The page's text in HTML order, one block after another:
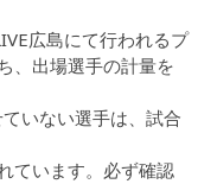
広島にて行われるプ
、出場選手の計量を
いない選手は、試合
ています。必ず確認